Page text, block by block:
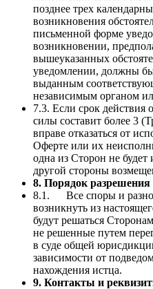
позднее трех
возникновения
письменной форме
возникновении,
вышеуказанных
уведомлении, должны
выданным
независимым органом
7.3. Если срок действия
силы составит более 3
вправе отказаться от
Оферте или их
одна из Сторон не будет
другой стороны
8. Порядок разрешения
8.1. Все споры и
возникнуть из
будут решаться
не решенные путем
в суде общей
зависимости от
нахождения истца.
9. Контакты и